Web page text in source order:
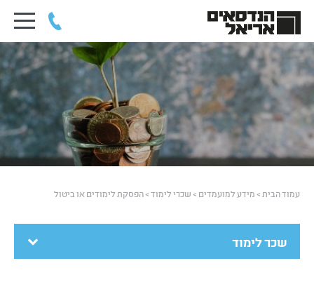
עמוד הבית >מידע למועמדים >שכרי לימוד>הפסקת לימודים או ביטול
שכר לימוד